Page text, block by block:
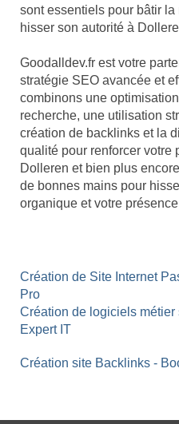
sont essentiels pour bâtir
hisser son autorité à
Goodalldev.fr est votre
stratégie SEO avancée et
combinons une
recherche, une utilisation
création de backlinks et la
qualité pour renforcer votre
Dolleren et bien plus
de bonnes mains pour
organique et votre
Création de Site Internet
Pro
Création de logiciels métier
Expert IT
Création site Backlinks -